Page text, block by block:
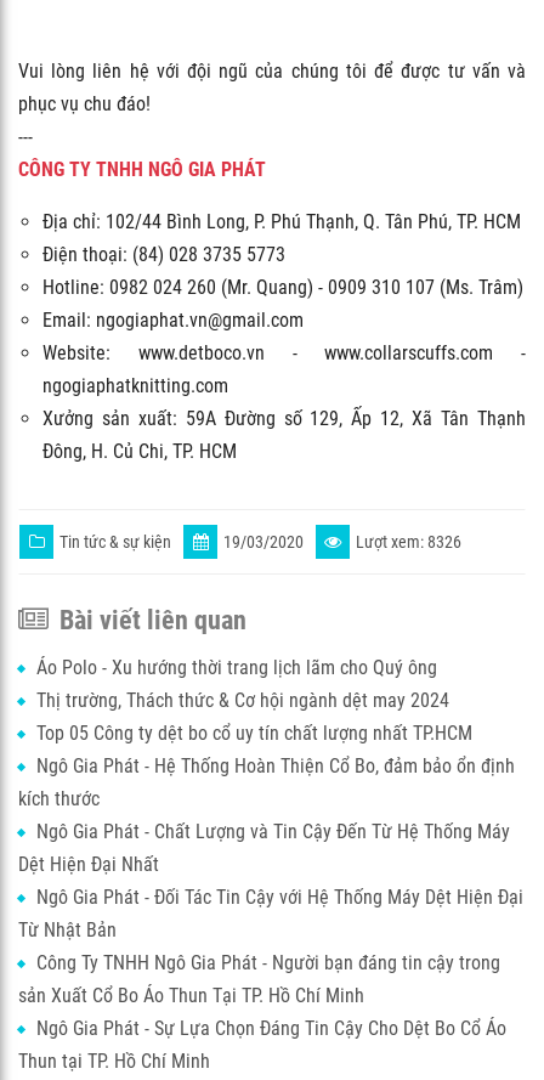
Vui lòng liên hệ với đội ngũ của chúng tôi để được tư vấn và
phục vụ chu đáo!
---
CÔNG TY TNHH NGÔ GIA PHÁT
Địa chỉ: 102/44 Bình Long, P. Phú Thạnh, Q. Tân Phú, TP. HCM
Điện thoại: (84) 028 3735 5773
Hotline: 0982 024 260 (Mr. Quang) - 0909 310 107 (Ms. Trâm)
Email: ngogiaphat.vn@gmail.com
Website: www.detboco.vn - www.collarscuffs.com -
ngogiaphatknitting.com
Xưởng sản xuất: 59A Đường số 129, Ấp 12, Xã Tân Thạnh
Đông, H. Củ Chi, TP. HCM
Tin tức & sự kiện 19/03/2020 Lượt xem: 8326
Bài viết liên quan
Áo Polo - Xu hướng thời trang lịch lãm cho Quý ông
Thị trường, Thách thức & Cơ hội ngành dệt may 2024
Top 05 Công ty dệt bo cổ uy tín chất lượng nhất TP.HCM
Ngô Gia Phát - Hệ Thống Hoàn Thiện Cổ Bo, đảm bảo ổn định
kích thước
Ngô Gia Phát - Chất Lượng và Tin Cậy Đến Từ Hệ Thống Máy
Dệt Hiện Đại Nhất
Ngô Gia Phát - Đối Tác Tin Cậy với Hệ Thống Máy Dệt Hiện Đại
Từ Nhật Bản
Công Ty TNHH Ngô Gia Phát - Người bạn đáng tin cậy trong
sản Xuất Cổ Bo Áo Thun Tại TP. Hồ Chí Minh
Ngô Gia Phát - Sự Lựa Chọn Đáng Tin Cậy Cho Dệt Bo Cổ Áo
Thun tại TP. Hồ Chí Minh